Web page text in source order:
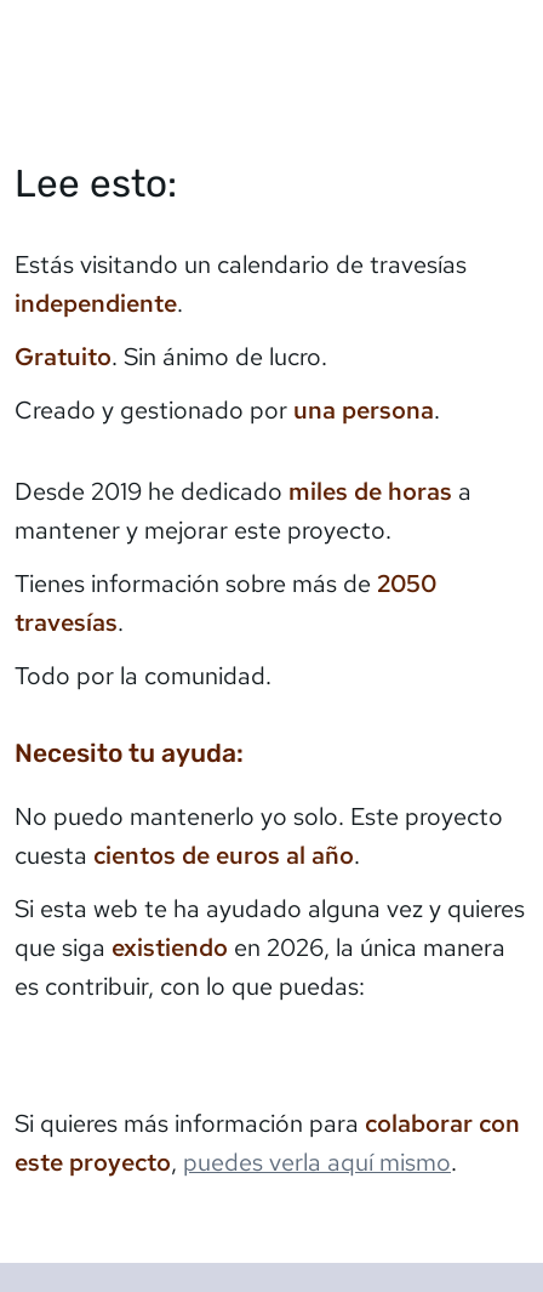
Lee esto:
Estás visitando un calendario de travesías
independiente.
Gratuito. Sin ánimo de lucro.
Creado y gestionado por una persona.
Desde 2019 he dedicado miles de horas a
mantener y mejorar este proyecto.
Tienes información sobre más de 2050
travesías.
Todo por la comunidad.
Necesito tu ayuda:
No puedo mantenerlo yo solo. Este proyecto
cuesta cientos de euros al año.
Si esta web te ha ayudado alguna vez y quieres
que siga existiendo en 2026, la única manera
es contribuir, con lo que puedas:
Si quieres más información para colaborar con
este proyecto, puedes verla aquí mismo.